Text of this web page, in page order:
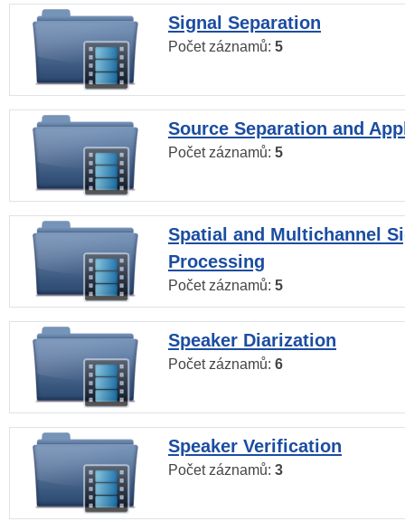
Signal Separation
Počet záznamů: 5
Source Separation and
Počet záznamů: 5
Spatial and Multichannel
Processing
Počet záznamů: 5
Speaker Diarization
Počet záznamů: 6
Speaker Verification
Počet záznamů: 3